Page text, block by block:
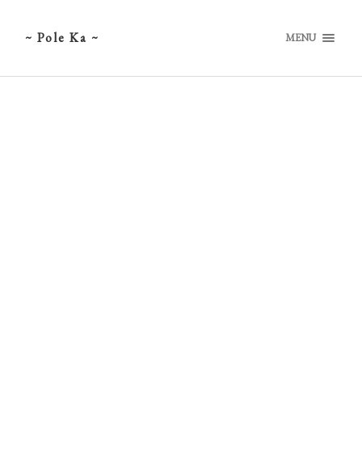
~ Pole Ka ~ MENU